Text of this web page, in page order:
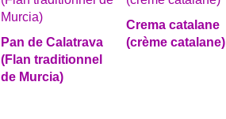
Pan de Calatrava
(Flan traditionnel
de Murcia)
Crema catalane
(crème catalane)